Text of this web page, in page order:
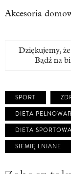
Akcesoria
Dziękujemy, że
Bądź na
SPORT
DIETA
DIETA SPORTOWA
SIEMIĘ LNIANE